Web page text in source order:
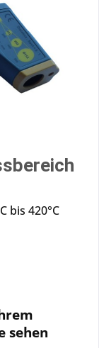
bis 420°C
sehen